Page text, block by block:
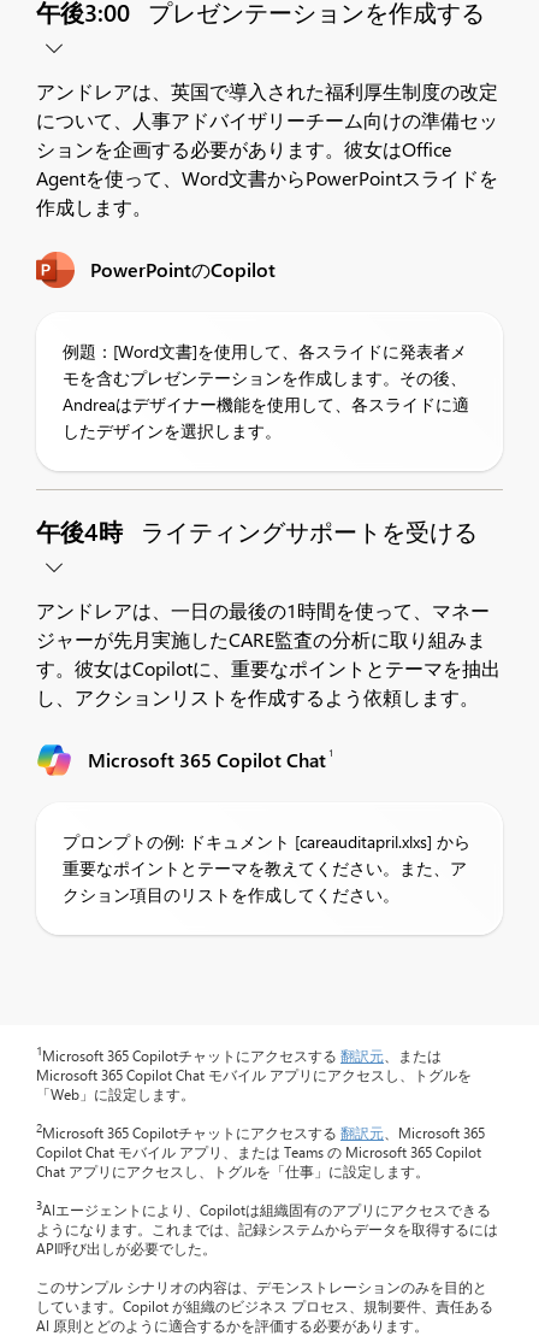
午後3:00 プレゼンテーションを作成する
アンドレアは、英国で導入された福利厚生制度の改定
について、人事アドバイザリーチーム向けの準備セッ
ションを企画する必要があります。彼女はOffice
Agentを使って、Word文書からPowerPointスライドを
作成します。
PowerPointのCopilot
例題：[Word文書]を使用して、各スライドに発表者メ
モを含むプレゼンテーションを作成します。その後、
Andreaはデザイナー機能を使用して、各スライドに適
したデザインを選択します。
午後4時 ライティングサポートを受ける
アンドレアは、一日の最後の1時間を使って、マネー
ジャーが先月実施したCARE監査の分析に取り組みま
す。彼女はCopilotに、重要なポイントとテーマを抽出
し、アクションリストを作成するよう依頼します。
Microsoft 365 Copilot Chat 1
プロンプトの例: ドキュメント [careauditapril.xlxs] から
重要なポイントとテーマを教えてください。また、ア
クション項目のリストを作成してください。
1Microsoft 365 Copilotチャットにアクセスする 翻訳元 、または
Microsoft 365 Copilot Chat モバイル アプリにアクセスし、トグルを
「Web」に設定します。
2Microsoft 365 Copilotチャットにアクセスする 翻訳元 、Microsoft 365
Copilot Chat モバイル アプリ、または Teams の Microsoft 365 Copilot
Chat アプリにアクセスし、トグルを「仕事」に設定します。
3AIエージェントにより、Copilotは組織固有のアプリにアクセスできる
ようになります。これまでは、記録システムからデータを取得するには
API呼び出しが必要でした。
このサンプル シナリオの内容は、デモンストレーションのみを目的と
しています。Copilot が組織のビジネス プロセス、規制要件、責任ある
AI 原則とどのように適合するかを評価する必要があります。